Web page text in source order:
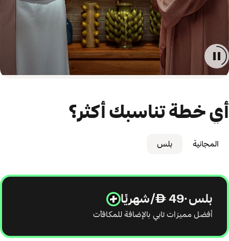
أي خطة تناسبك أكثر؟
المجانية بلس
بلس · 49/شهريًا
أفضل مميزات تابي بالإضافة للمكافآت